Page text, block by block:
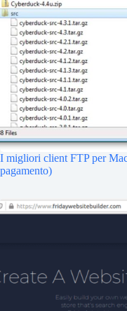
I migliori client FTP per
pagamento)